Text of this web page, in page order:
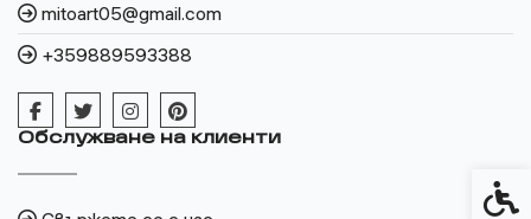
mitoart05@gmail.com
+359889593388
Обслужване на клиенти